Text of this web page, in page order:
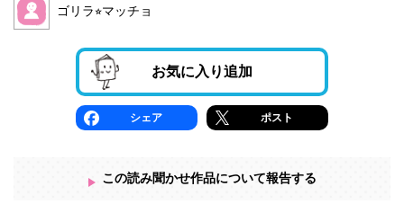
ゴリラ⭐︎マッチョ
お気に入り追加
シェア ポスト
この読み聞かせ作品について報告する